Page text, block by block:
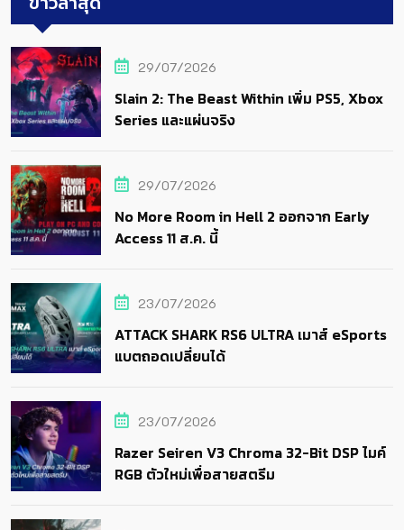
29/07/2026
Slain 2: The Beast Within เพิ่ม PS5, Xbox
Series และแผ่นจริง
29/07/2026
No More Room in Hell 2 ออกจาก Early
Access 11 ส.ค. นี้
23/07/2026
ATTACK SHARK RS6 ULTRA เมาส์ eSports
แบตถอดเปลี่ยนได้
23/07/2026
Razer Seiren V3 Chroma 32-Bit DSP ไมค์
RGB ตัวใหม่เพื่อสายสตรีม